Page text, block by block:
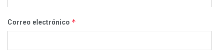
Correo electrónico *